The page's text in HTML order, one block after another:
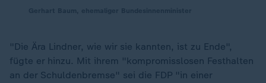
"Die Ära Lindner, wie wir sie kannten, ist zu Ende",
fügte er hinzu. Mit ihrem "kompromisslosen Festhalten
an der Schuldenbremse" sei die FDP "in einer